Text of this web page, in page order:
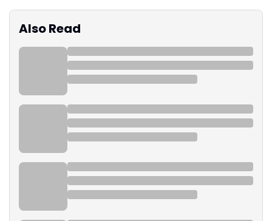
Also Read